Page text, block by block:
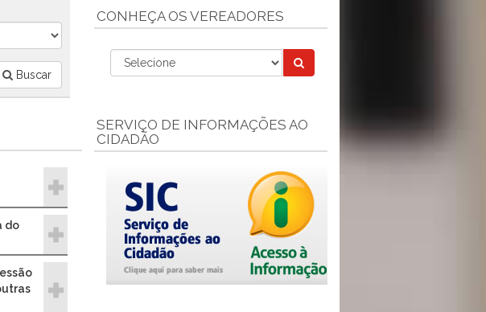
Buscar
do
CONHEÇA OS VEREADORES
SERVIÇO DE INFORMAÇÕES AO
CIDADÃO